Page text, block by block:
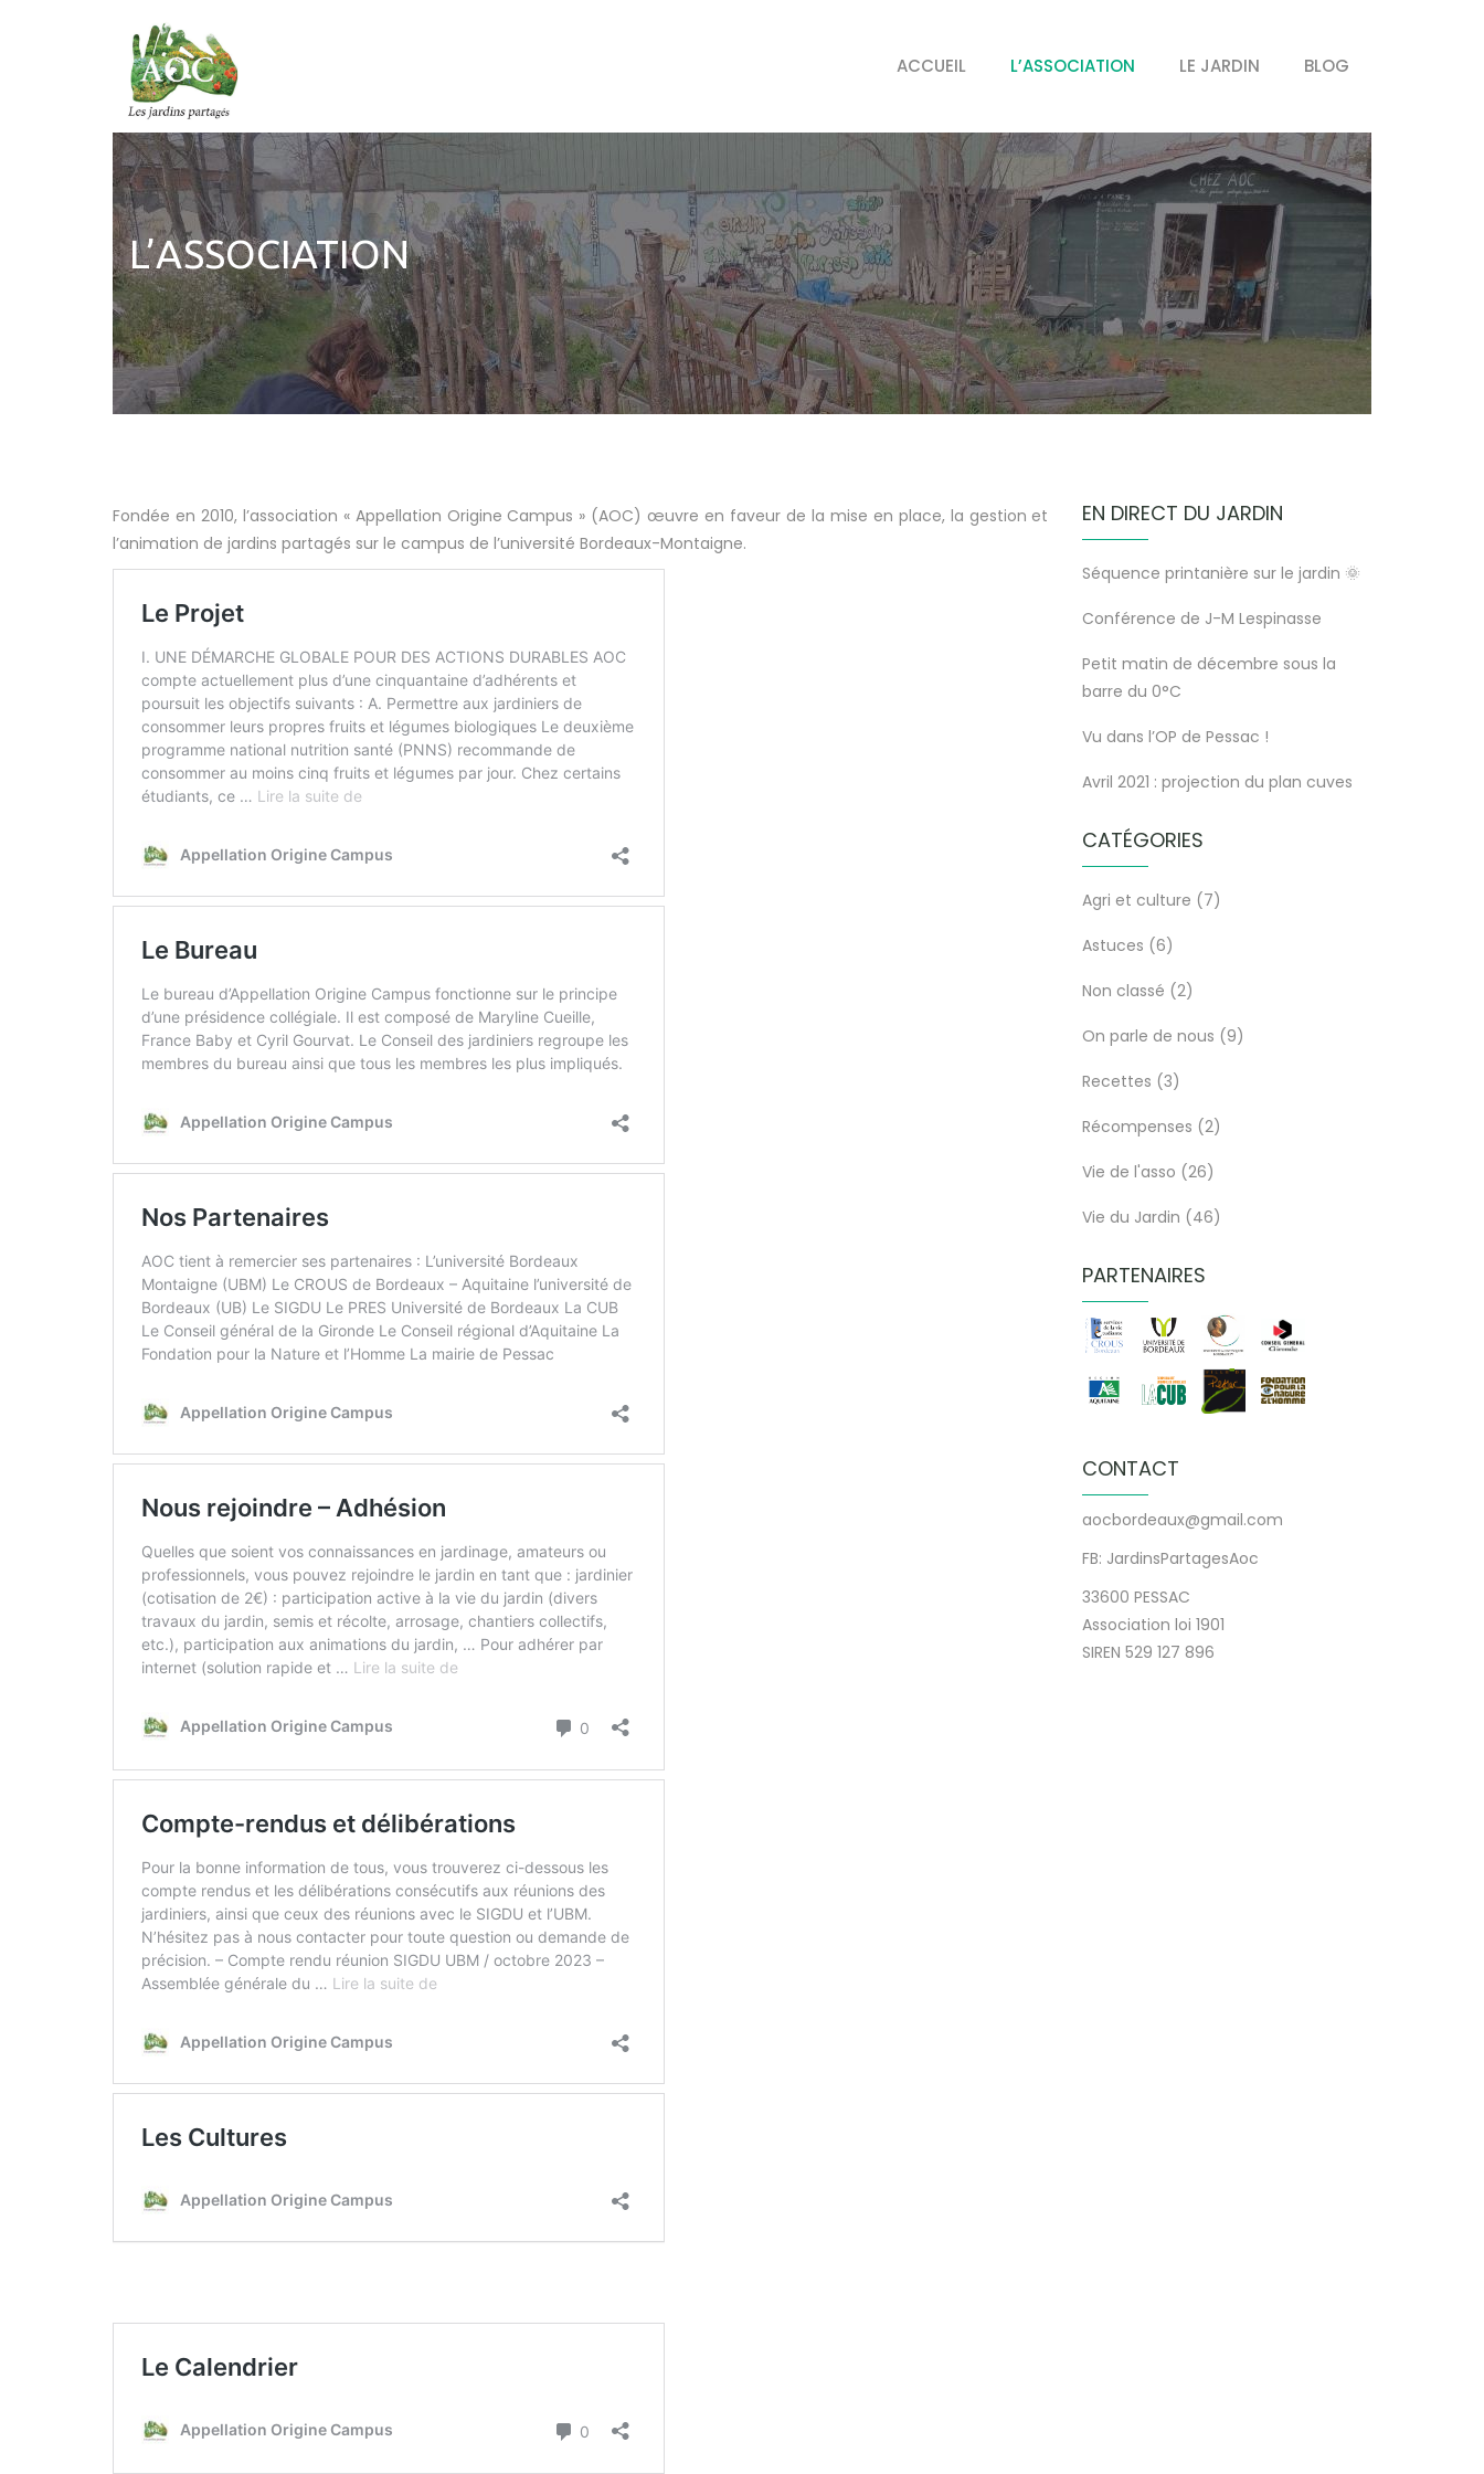
ACCUEIL L’ASSOCIATION LE JARDIN BLOG
L’ASSOCIATION
Fondée en 2010, l’association « Appellation Origine Campus » (AOC) œuvre en faveur de la mise en place, la gestion et
l’animation de jardins partagés sur le campus de l’université Bordeaux-Montaigne.
EN DIRECT DU JARDIN
Séquence printanière sur le jardin 🌞
Conférence de J-M Lespinasse
Petit matin de décembre sous la
barre du 0°C
Vu dans l’OP de Pessac !
Avril 2021 : projection du plan cuves
CATÉGORIES
Agri et culture (7)
Astuces (6)
Non classé (2)
On parle de nous (9)
Recettes (3)
Récompenses (2)
Vie de l'asso (26)
Vie du Jardin (46)
PARTENAIRES
CONTACT
aocbordeaux@gmail.com
FB: JardinsPartagesAoc
33600 PESSAC
Association loi 1901
SIREN 529 127 896